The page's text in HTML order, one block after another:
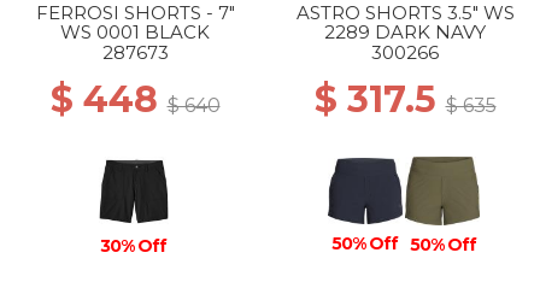
FERROSI SHORTS - 7"
WS 0001 BLACK
287673
$ 448$ 640
30% Off
ASTRO SHORTS 3.5" WS
2289 DARK NAVY
300266
$ 317.5$ 635
50% Off 50% Off